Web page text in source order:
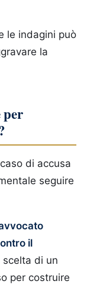
le indagini può
la
per
di accusa
seguire
il
scelta di un
per costruire